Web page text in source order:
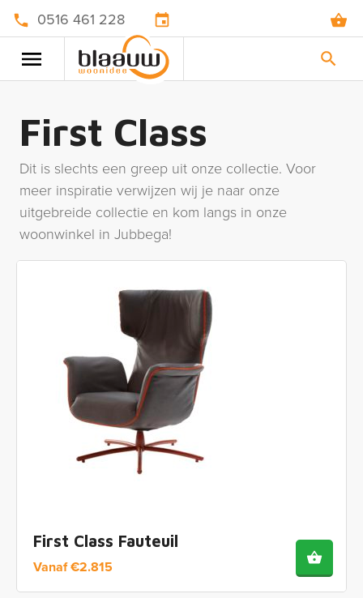
0516 461 228
First Class
Dit is slechts een greep uit onze collectie. Voor
meer inspiratie verwijzen wij je naar onze
uitgebreide collectie en kom langs in onze
woonwinkel in Jubbega!
First Class Fauteuil
Vanaf€2.815